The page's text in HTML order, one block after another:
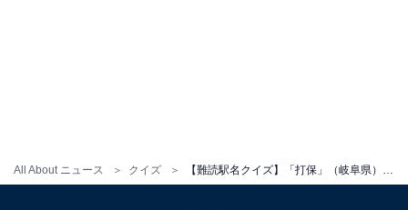
All About ニュース クイズ 【難読駅名クイズ】「打保」（岐阜県）はなんて読む？ 正しく読むと生き物の名前に！